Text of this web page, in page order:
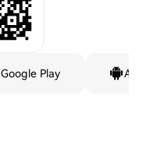
Google Play